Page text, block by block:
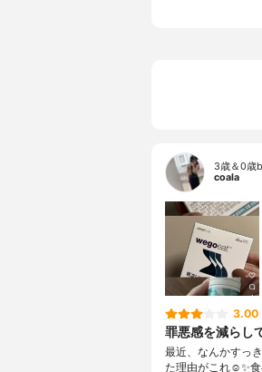
3歳＆0歳
coala
3.00
罪悪感を減らし
最近、なんかすっ
た理由がこれ☺️✨